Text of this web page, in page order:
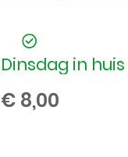
Dinsdag in huis
€ 8,00